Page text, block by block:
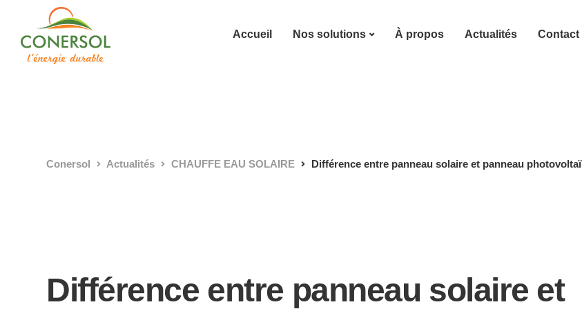
Accueil Nos solutions À propos Actualités Contact
Conersol Actualités CHAUFFE EAU SOLAIRE Différence entre panneau solaire et panneau photovoltaïque
Différence entre panneau solaire et